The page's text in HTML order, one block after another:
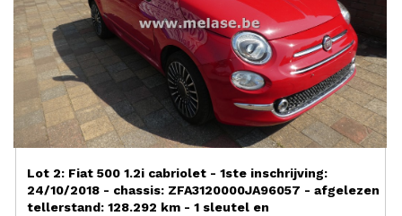
Lot 2: Fiat 500 1.2i cabriolet - 1ste inschrijving:
24/10/2018 - chassis: ZFA3120000JA96057 - afgelezen
tellerstand: 128.292 km - 1 sleutel en